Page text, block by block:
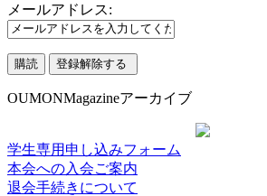
メールアドレス:
OUMONMagazineアーカイブ
学生専用申し込みフォーム
本会への入会ご案内
退会手続きについて